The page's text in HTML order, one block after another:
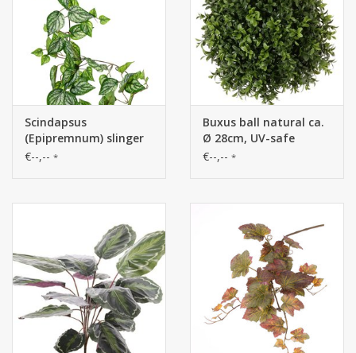
Scindapsus
(Epipremnum) slinger
met 27 PE bladeren & 7
€--,-- *
Buxus ball natural ca.
Ø 28cm, UV-safe
€--,-- *